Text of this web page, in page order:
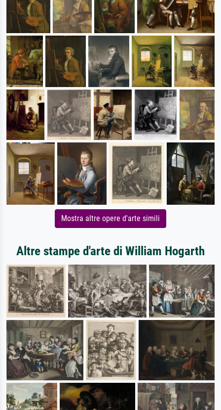
Mostra altre opere d'arte simili
Altre stampe d'arte di William Hogarth